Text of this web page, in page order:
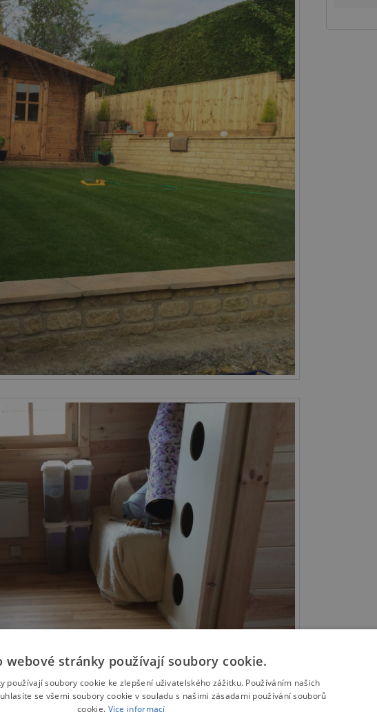
webové stránky používají soubory cookie.
používají soubory cookie ke zlepšení uživatelského zážitku. Používáním našich
se všemi soubory cookie v souladu s našimi zásadami používání souborů
cookie. Více informací